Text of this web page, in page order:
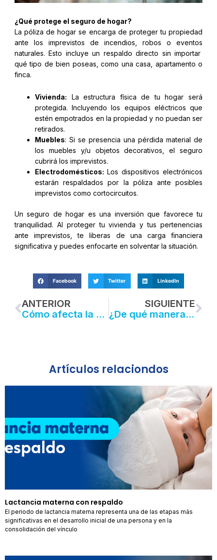
¿Qué protege el seguro de hogar?
La póliza de hogar se encarga de proteger tu propiedad
ante los imprevistos de incendios, robos o eventos
naturales. Esto incluye un respaldo directo sin importar
qué tipo de bien poseas, como una casa, apartamento o
finca.
Vivienda: La estructura física de tu hogar será
protegida. Incluyendo los equipos eléctricos que
estén empotrados en la propiedad y no puedan ser
retirados.
Muebles: Si se presencia una pérdida material de
los muebles y/u objetos decorativos, el seguro
cubrirá los imprevistos.
Electrodomésticos: Los dispositivos electrónicos
estarán respaldados por la póliza ante posibles
imprevistos como cortocircuitos.
Un seguro de hogar es una inversión que favorece tu
tranquilidad. Al proteger tu vivienda y tus pertenencias
ante imprevistos, te liberas de una carga financiera
significativa y puedes enfocarte en solventar la situación.
Facebook Twitter LinkedIn
Prev
ANTERIOR
Cómo afecta la hipertensión a tu salud
SIGUIENTE
¿De qué manera la cobertura psicológica del seguro de salud te protege frente a la depresión?
Artículos relaciondos
Lactancia materna con respaldo
El periodo de lactancia materna representa una de las etapas más
significativas en el desarrollo inicial de una persona y en la
consolidación del vínculo